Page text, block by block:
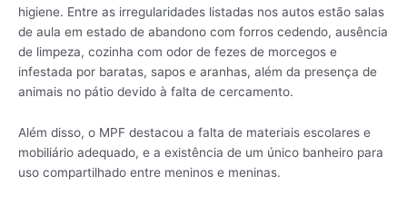
higiene. Entre as irregularidades listadas nos autos estão salas
de aula em estado de abandono com forros cedendo, ausência
de limpeza, cozinha com odor de fezes de morcegos e
infestada por baratas, sapos e aranhas, além da presença de
animais no pátio devido à falta de cercamento.
Além disso, o MPF destacou a falta de materiais escolares e
mobiliário adequado, e a existência de um único banheiro para
uso compartilhado entre meninos e meninas.